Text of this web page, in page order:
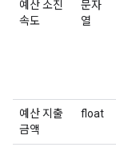
예산 소진
속도
문자
열
예산 지출
금액
float